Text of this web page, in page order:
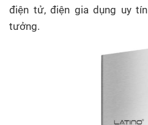
điện tử, điện gia dụng uy
tưởng.